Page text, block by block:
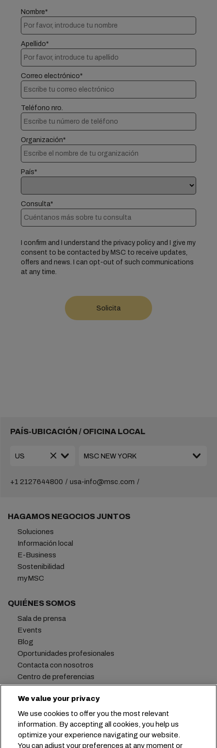
Nombre*
Apellido*
Correo electrónico*
Teléfono nro.
Organización*
País*
Consulta*
I confirm and I understand the privacy policy and I give my
consent to be contacted by MSC to receive updates,
offers and news. I can opt-out of such communications
at any time.
PAÍS-UBICACIÓN / OFICINA LOCAL
+1 2127644800 usa-info@msc.com
HAGAMOS NEGOCIOS JUNTOS
Soluciones
Información local
E-Business
Sostenibilidad
myMSC
QUIÉNES SOMOS
Sala de prensa
Events
Blog
Oportunidades profesionales
Contacta con nosotros
Centro de preferencias
Oficina central: +41 227038888
info@msc.com
Chemin Rieu 12, 1208 Geneva
Switzerland
We value your privacy
We use cookies to offer you the most relevant
information. By accepting all cookies, you help us
optimize your experience navigating our website.
You can adjust your preferences at any moment or